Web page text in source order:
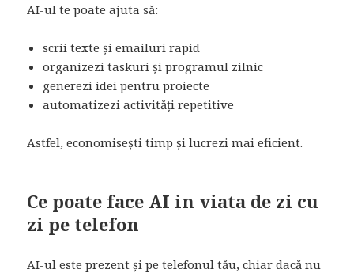
AI-ul te poate ajuta să:
scrii texte și emailuri rapid
organizezi taskuri și programul zilnic
generezi idei pentru proiecte
automatizezi activități repetitive
Astfel, economisești timp și lucrezi mai eficient.
Ce poate face AI in viata de zi cu
zi pe telefon
AI-ul este prezent și pe telefonul tău, chiar dacă nu